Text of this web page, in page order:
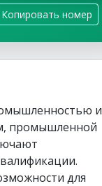
Копировать номер
и
промышленной
для